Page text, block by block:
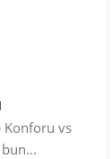
Konforu vs